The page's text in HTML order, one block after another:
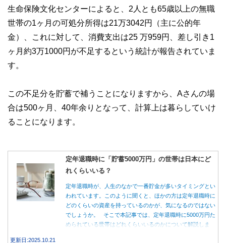
生命保険文化センターによると、2人とも65歳以上の無職
世帯の1ヶ月の可処分所得は21万3042円（主に公的年
金）、これに対して、消費支出は25 万959円、差し引き1
ヶ月約3万1000円が不足するという統計が報告されていま
す。
この不足分を貯蓄で補うことになりますから、Aさんの場
合は500ヶ月、40年余りとなって、計算上は暮らしていけ
ることになります。
定年退職時に「貯蓄5000万円」の世帯は日本にど
れくらいいる？
定年退職時が、人生のなかで一番貯金が多いタイミングとい
われています。このように聞くと、ほかの方は定年退職時に
どのくらいの資産を持っているのかが、気になるのではない
でしょうか。 そこで本記事では、定年退職時に5000万円た
められている世帯はどれくらいいるのかについて解説しま
更新日:2025.10.21